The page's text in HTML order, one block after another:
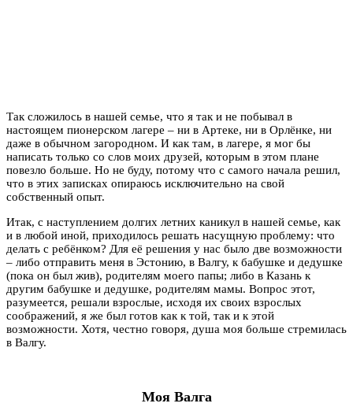
Так сложилось в нашей семье, что я так и не побывал в
настоящем пионерском лагере – ни в Артеке, ни в Орлёнке, ни
даже в обычном загородном. И как там, в лагере, я мог бы
написать только со слов моих друзей, которым в этом плане
повезло больше. Но не буду, потому что с самого начала решил,
что в этих записках опираюсь исключительно на свой
собственный опыт.
Итак, с наступлением долгих летних каникул в нашей семье, как
и в любой иной, приходилось решать насущную проблему: что
делать с ребёнком? Для её решения у нас было две возможности
– либо отправить меня в Эстонию, в Валгу, к бабушке и дедушке
(пока он был жив), родителям моего папы; либо в Казань к
другим бабушке и дедушке, родителям мамы. Вопрос этот,
разумеется, решали взрослые, исходя их своих взрослых
соображений, я же был готов как к той, так и к этой
возможности. Хотя, честно говоря, душа моя больше стремилась
в Валгу.
Моя Валга